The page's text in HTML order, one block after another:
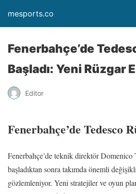
mesports.co
Fenerbahçe’de
Başladı: Yeni Rüzgar
Editor
Fenerbahçe’de Tedesco
Fenerbahçe’de teknik direktör Domenico
başladıktan sonra takımda önemli
gözlemleniyor. Yeni stratejiler ve oyun